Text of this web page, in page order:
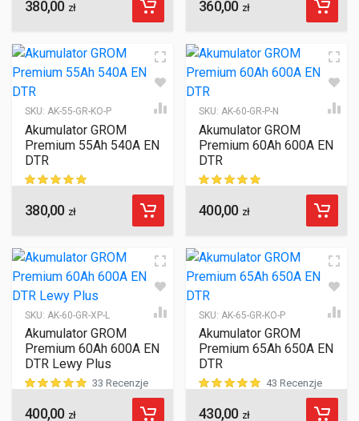
ocen klientów
380,00 zł ocen klientów
360,00 zł
SKU: AK-55-GR-KO-P
Akumulator GROM
Premium 55Ah 540A EN
DTR
ocen klientów
380,00 zł
SKU: AK-60-GR-P-N
Akumulator GROM
Premium 60Ah 600A EN
DTR
ocen klientów
400,00 zł
SKU: AK-60-GR-XP-L
Akumulator GROM
Premium 60Ah 600A EN
DTR Lewy Plus
ocen klientów
33 Recenzje
400,00 zł
SKU: AK-65-GR-KO-P
Akumulator GROM
Premium 65Ah 650A EN
DTR
ocen klientów
43 Recenzje
430,00 zł